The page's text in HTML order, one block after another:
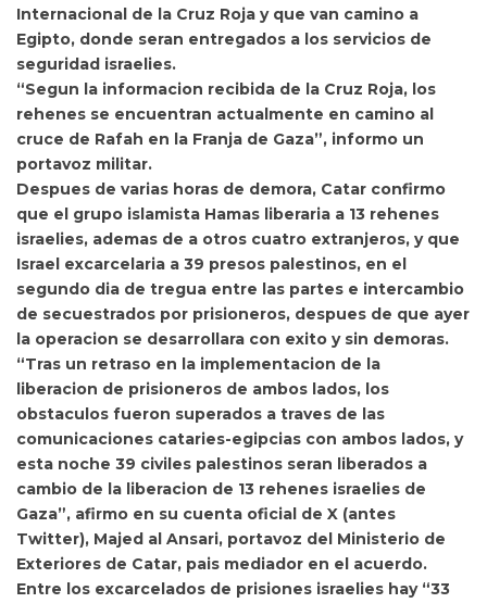
Internacional de la Cruz Roja y que van camino a
Egipto, donde seran entregados a los servicios de
seguridad israelies.
“Segun la informacion recibida de la Cruz Roja, los
rehenes se encuentran actualmente en camino al
cruce de Rafah en la Franja de Gaza”, informo un
portavoz militar.
Despues de varias horas de demora, Catar confirmo
que el grupo islamista Hamas liberaria a 13 rehenes
israelies, ademas de a otros cuatro extranjeros, y que
Israel excarcelaria a 39 presos palestinos, en el
segundo dia de tregua entre las partes e intercambio
de secuestrados por prisioneros, despues de que ayer
la operacion se desarrollara con exito y sin demoras.
“Tras un retraso en la implementacion de la
liberacion de prisioneros de ambos lados, los
obstaculos fueron superados a traves de las
comunicaciones cataries-egipcias con ambos lados, y
esta noche 39 civiles palestinos seran liberados a
cambio de la liberacion de 13 rehenes israelies de
Gaza”, afirmo en su cuenta oficial de X (antes
Twitter), Majed al Ansari, portavoz del Ministerio de
Exteriores de Catar, pais mediador en el acuerdo.
Entre los excarcelados de prisiones israelies hay “33